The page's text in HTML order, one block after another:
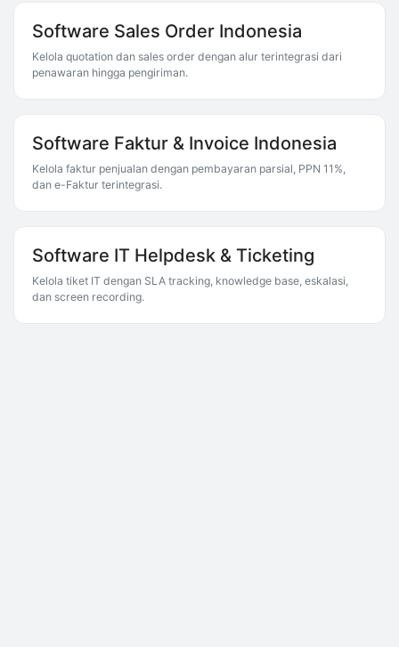
Software Sales Order Indonesia
Kelola quotation dan sales order dengan alur terintegrasi dari
penawaran hingga pengiriman.
Software Faktur & Invoice Indonesia
Kelola faktur penjualan dengan pembayaran parsial, PPN 11%,
dan e-Faktur terintegrasi.
Software IT Helpdesk & Ticketing
Kelola tiket IT dengan SLA tracking, knowledge base, eskalasi,
dan screen recording.